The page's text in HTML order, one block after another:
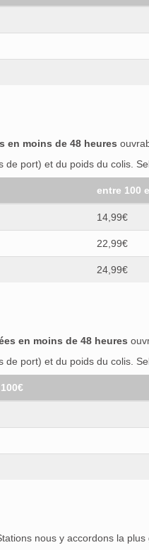
en moins de 48 heures
port) et du poids du colis.
entre 100
14,99€
22,99€
24,99€
en moins de 48 heures
port) et du poids du colis.
nous y accordons la plus